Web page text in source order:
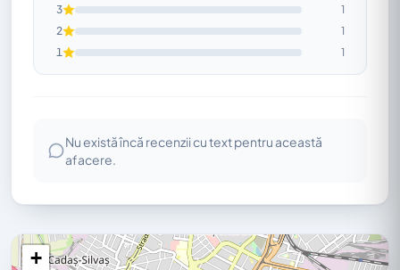
3
1
2
1
1
1
Nu există încă recenzii cu text pentru această
afacere.
+